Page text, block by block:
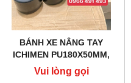
BÁNH XE NÂNG TAY
ICHIMEN PU180X50MM,
PU80X70MM CHÍNH HÃNG
Vui lòng gọi